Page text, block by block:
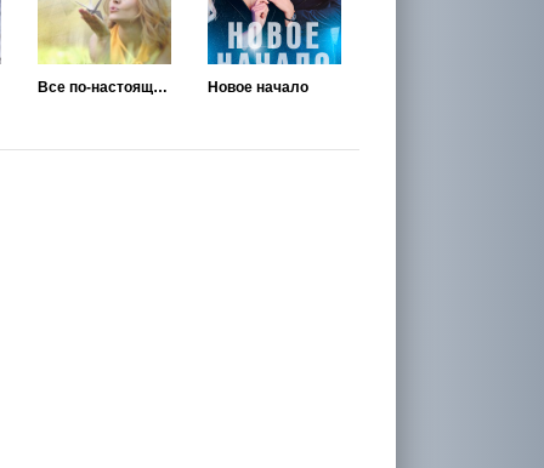
Все по-настоящему Новое начало